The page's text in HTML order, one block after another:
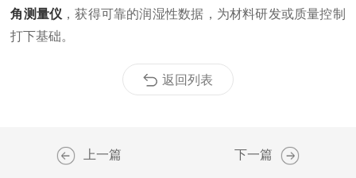
角测量仪 ，获得可靠的润湿性数据，为材料研发或质量控制
打下基础。
返回列表
上一篇 下一篇